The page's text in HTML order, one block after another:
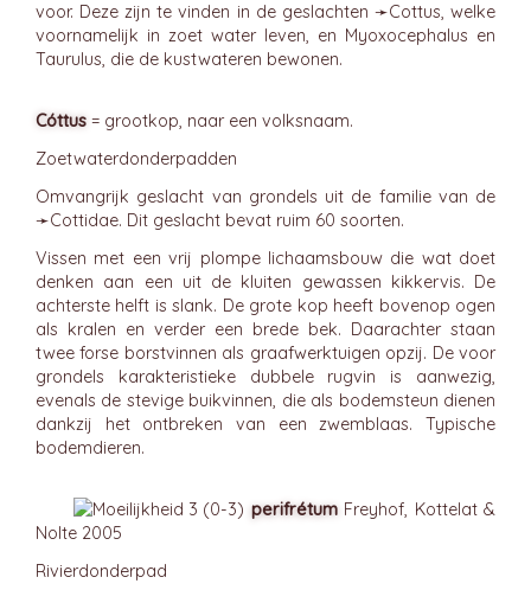
voor. Deze zijn te vinden in de geslachten ➛Cottus, welke
voornamelijk in zoet water leven, en Myoxocephalus en
Taurulus, die de kustwateren bewonen.
Cóttus = grootkop, naar een volksnaam.
Zoetwaterdonderpadden
Omvangrijk geslacht van grondels uit de familie van de
➛Cottidae. Dit geslacht bevat ruim 60 soorten.
Vissen met een vrij plompe lichaamsbouw die wat doet
denken aan een uit de kluiten gewassen kikkervis. De
achterste helft is slank. De grote kop heeft bovenop ogen
als kralen en verder een brede bek. Daarachter staan
twee forse borstvinnen als graafwerktuigen opzij. De voor
grondels karakteristieke dubbele rugvin is aanwezig,
evenals de stevige buikvinnen, die als bodemsteun dienen
dankzij het ontbreken van een zwemblaas. Typische
bodemdieren.
perifrétum Freyhof, Kottelat &
Nolte 2005
Rivierdonderpad